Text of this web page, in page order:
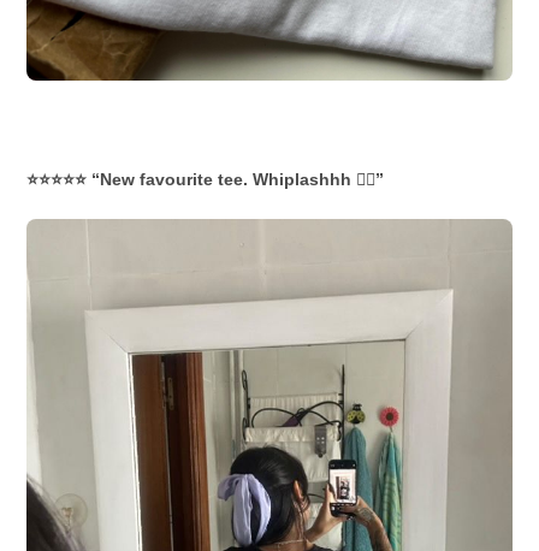
⭐⭐⭐⭐⭐ “New favourite tee. Whiplashhh ❤️‍🔥”